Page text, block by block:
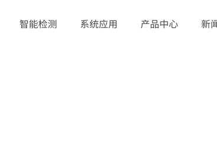
智能检测 系统应用 产品中心 新